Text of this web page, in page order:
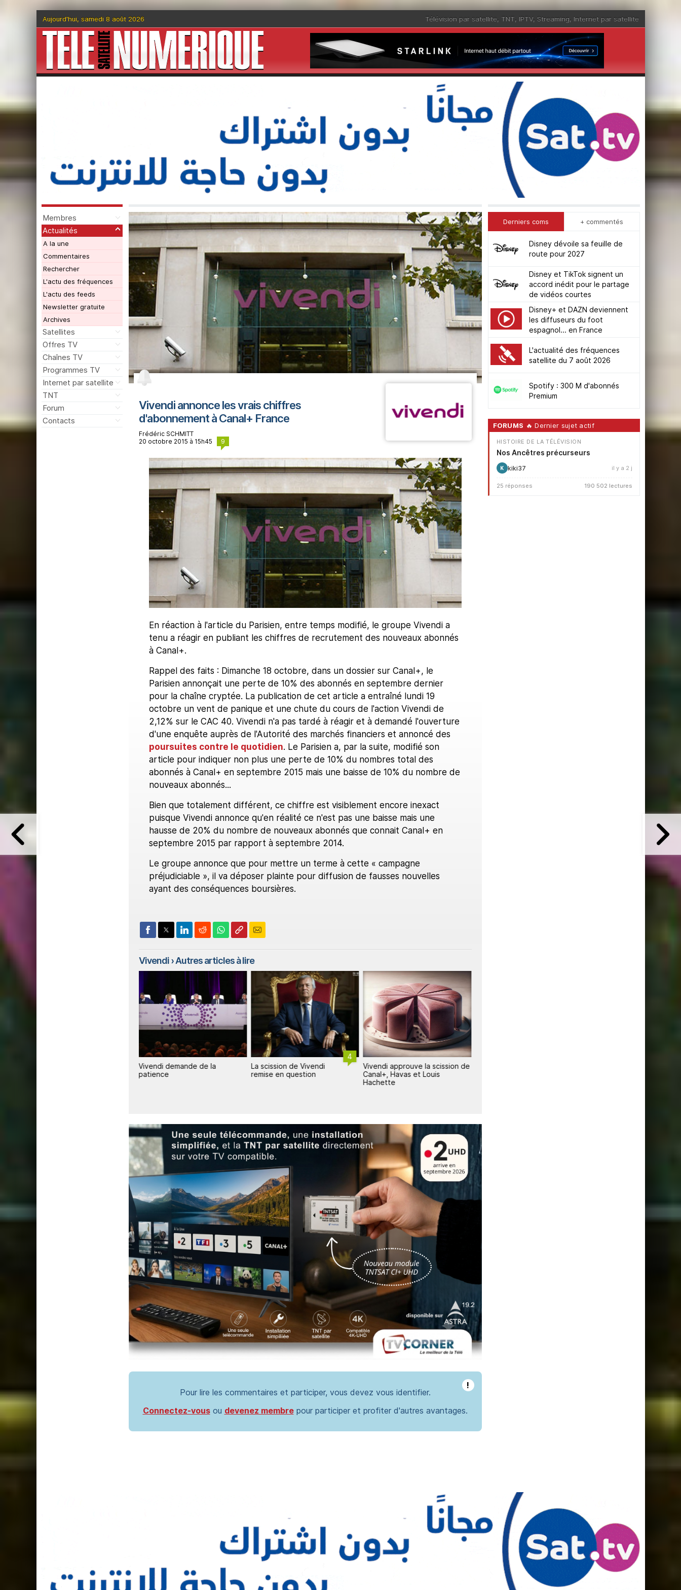
Aujourd'hui, samedi 8 août 2026 Télévision par satellite, TNT, IPTV, Streaming, Internet par satellite
Membres
Actualités
A la une
Commentaires
Rechercher
L'actu des fréquences
L'actu des feeds
Newsletter gratuite
Archives
Satellites
Offres TV
Chaînes TV
Programmes TV
Internet par satellite
TNT
Forum
Contacts
Vivendi annonce les vrais chiffres
d'abonnement à Canal+ France
Frédéric SCHMITT
20 octobre 2015 à 15h45
9
En réaction à l'article du Parisien, entre temps modifié, le groupe Vivendi a
tenu a réagir en publiant les chiffres de recrutement des nouveaux abonnés
à Canal+.
Rappel des faits : Dimanche 18 octobre, dans un dossier sur Canal+, le
Parisien annonçait une perte de 10% des abonnés en septembre dernier
pour la chaîne cryptée. La publication de cet article a entraîné lundi 19
octobre un vent de panique et une chute du cours de l'action Vivendi de
2,12% sur le CAC 40. Vivendi n'a pas tardé à réagir et à demandé l'ouverture
d'une enquête auprès de l'Autorité des marchés financiers et annoncé des
poursuites contre le quotidien. Le Parisien a, par la suite, modifié son
article pour indiquer non plus une perte de 10% du nombres total des
abonnés à Canal+ en septembre 2015 mais une baisse de 10% du nombre de
nouveaux abonnés...
Bien que totalement différent, ce chiffre est visiblement encore inexact
puisque Vivendi annonce qu'en réalité ce n'est pas une baisse mais une
hausse de 20% du nombre de nouveaux abonnés que connait Canal+ en
septembre 2015 par rapport à septembre 2014.
Le groupe annonce que pour mettre un terme à cette « campagne
préjudiciable », il va déposer plainte pour diffusion de fausses nouvelles
ayant des conséquences boursières.
Vivendi› Autres articles à lire
Vivendi demande de la
patience
4
La scission de Vivendi
remise en question
Vivendi approuve la scission de
Canal+, Havas et Louis
Hachette
!
Pour lire les commentaires et participer, vous devez vous identifier.
Connectez-vousou devenez membrepour participer et profiter d'autres avantages.
Derniers coms + commentés
Disney dévoile sa feuille de
route pour 2027
Disney et TikTok signent un
accord inédit pour le partage
de vidéos courtes
Disney+ et DAZN deviennent
les diffuseurs du foot
espagnol... en France
L'actualité des fréquences
satellite du 7 août 2026
Spotify : 300 M d'abonnés
Premium
FORUMS 🔥 Dernier sujet actif
HISTOIRE DE LA TÉLÉVISION
Nos Ancêtres précurseurs
K kiki37 il y a 2 j
25 réponses 190 502 lectures